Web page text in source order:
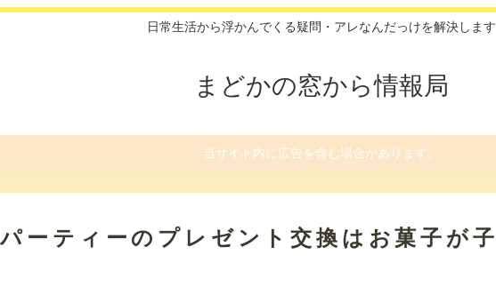
日常生活から浮かんでくる疑問・アレなんだっけを解決します
まどかの窓から情報局
当サイト内に広告を含む場合があります。
ーティーのプレゼント交換はお菓子が子